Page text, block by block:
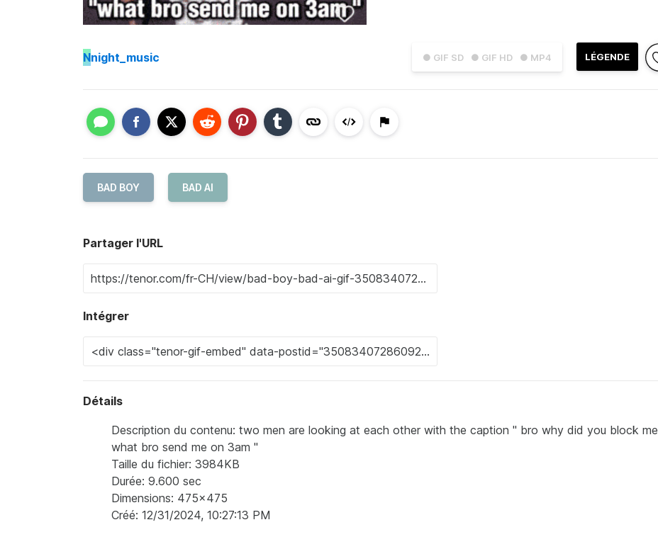
● GIF SD ● GIF HD ● MP4 LÉGENDE
Nnight_music
BAD BOY BAD AI
Partager l'URL
Intégrer
Détails
Description du contenu: two men are looking at each other with the caption " bro why did you block me
what bro send me on 3am "
Taille du fichier: 3984KB
Durée: 9.600 sec
Dimensions: 475x475
Créé: 12/31/2024, 10:27:13 PM